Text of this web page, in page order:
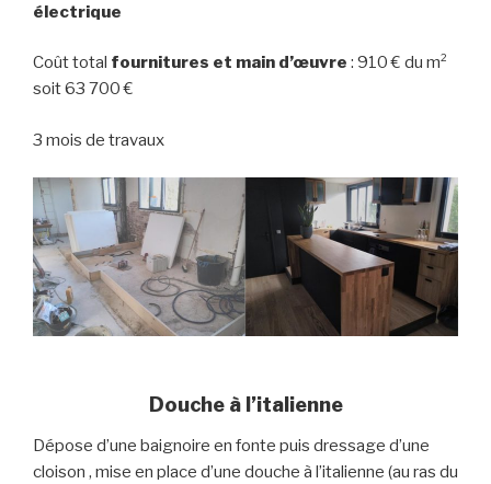
électrique
Coût total fournitures et main d’œuvre : 910 € du m²
soit 63 700 €
3 mois de travaux
Douche à l’italienne
Dépose d’une baignoire en fonte puis dressage d’une
cloison , mise en place d’une douche à l’italienne (au ras du